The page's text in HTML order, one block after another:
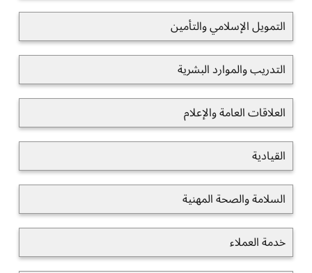
التمويل الإسلامي والتأمين
التدريب والموارد البشرية
العلاقات العامة والإعلام
القيادية
السلامة والصحة المهنية
خدمة العملاء